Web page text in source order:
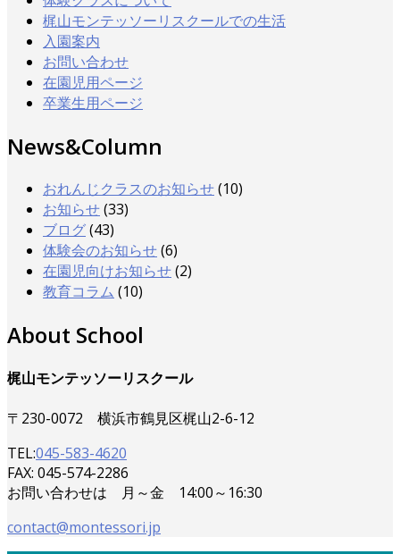
梶山モンテッソーリスクールでの生活
入園案内
お問い合わせ
在園児用ページ
卒業生用ページ
News&Column
おれんじクラスのお知らせ(10)
お知らせ(33)
ブログ(43)
体験会のお知らせ(6)
在園児向けお知らせ(2)
教育コラム (10)
About School
梶山モンテッソーリスクール
〒230-0072 横浜市鶴見区梶山2-6-12
TEL:045-583-4620
FAX: 045-574-2286
お問い合わせは 月～金 14:00～16:30
contact@montessori.jp